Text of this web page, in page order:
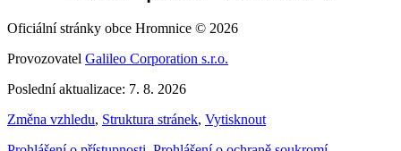
Oficiální stránky obce Hromnice © 2026
Provozovatel Galileo Corporation s.r.o.
Poslední aktualizace: 7. 8. 2026
Změna vzhledu, Struktura stránek, Vytisknout